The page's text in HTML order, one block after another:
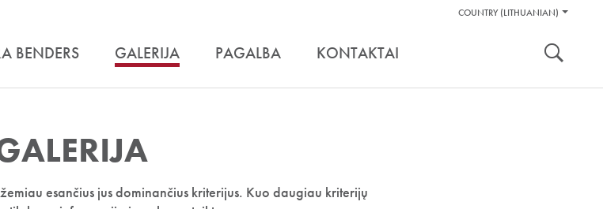
Pagalbos
COUNTRY (LITHUANIAN)
BENDERS GALERIJA PAGALBA KONTAKTAI
esančius jus dominančius kriterijus. Kuo daugiau kriterijų